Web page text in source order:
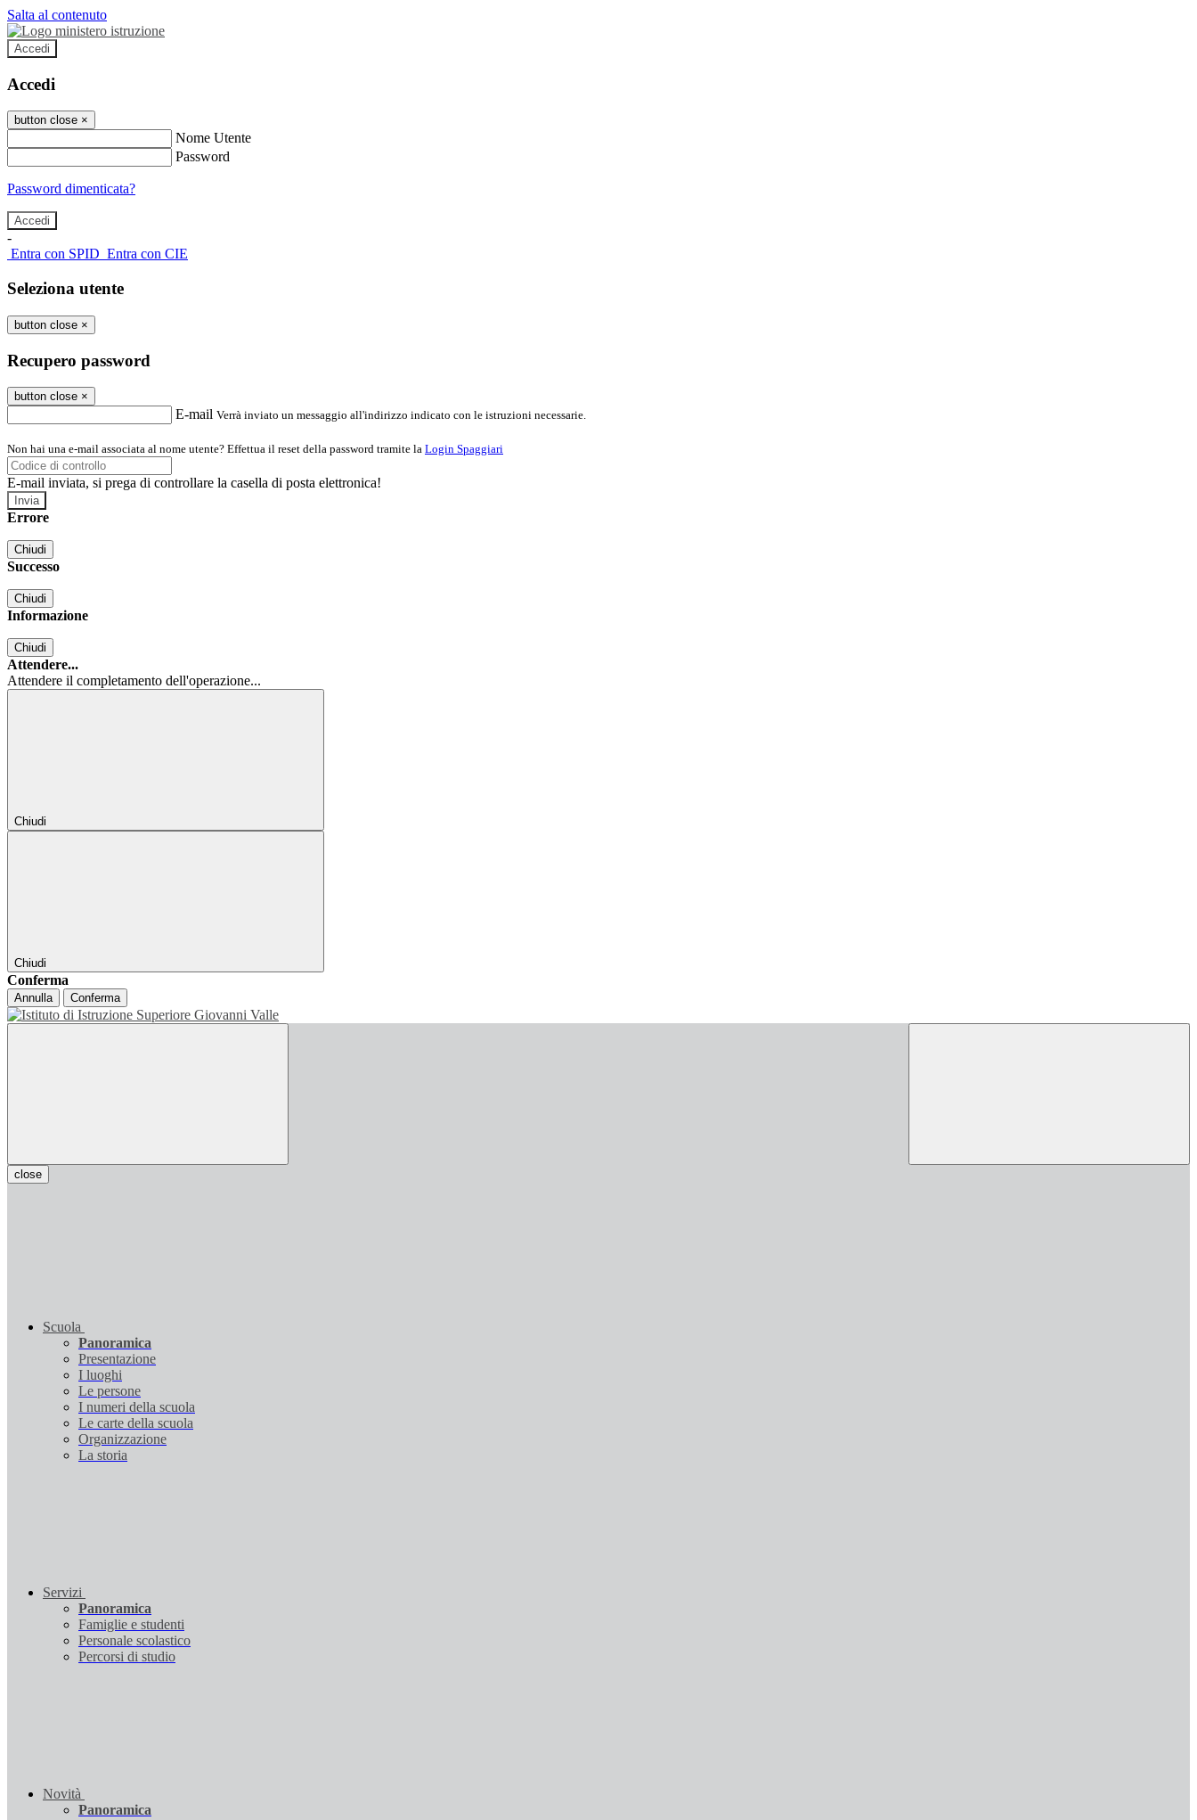
Salta al contenuto
Accedi
Accedi
button close ×
Nome Utente
Password
Password dimenticata?
-
Entra con SPID Entra con CIE
Seleziona utente
button close ×
Recupero password
button close ×
E-mail Verrà inviato un messaggio all'indirizzo indicato con le istruzioni necessarie.
Non hai una e-mail associata al nome utente? Effettua il reset della password tramite la Login Spaggiari
E-mail inviata, si prega di controllare la casella di posta elettronica!
Errore
Chiudi
Successo
Chiudi
Informazione
Chiudi
Attendere...
Attendere il completamento dell'operazione...
Chiudi
Chiudi
Conferma
Annulla Conferma
close
Scuola
Panoramica
Presentazione
I luoghi
Le persone
I numeri della scuola
Le carte della scuola
Organizzazione
La storia
Servizi
Panoramica
Famiglie e studenti
Personale scolastico
Percorsi di studio
Novità
Panoramica